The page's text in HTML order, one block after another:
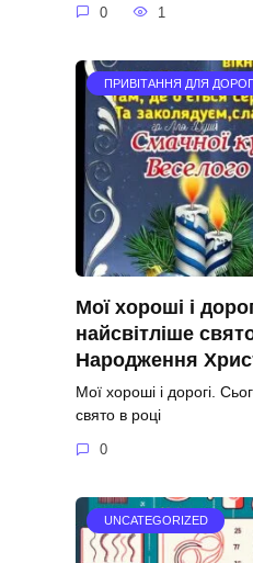
0 1
ПРИВІТАННЯ ДЛЯ
Мої хороші і
найсвітліше
Народження
Мої хороші і дорогі.
свято в році
0
UNCATEGORIZED